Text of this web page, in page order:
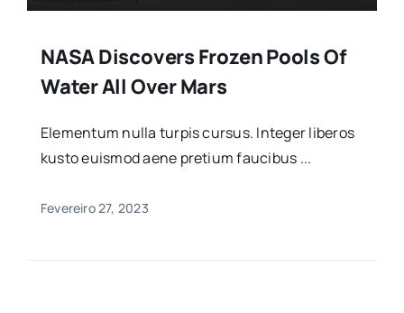
NASA Discovers Frozen Pools Of
Water All Over Mars
Elementum nulla turpis cursus. Integer liberos
kusto euismod aene pretium faucibus ...
Fevereiro 27, 2023